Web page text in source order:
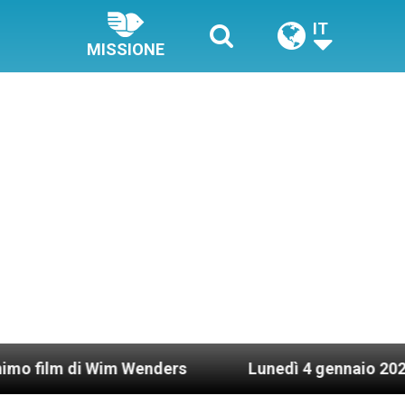
MISSIONE
IT
Wenders Lunedì 4 gennaio 2021: